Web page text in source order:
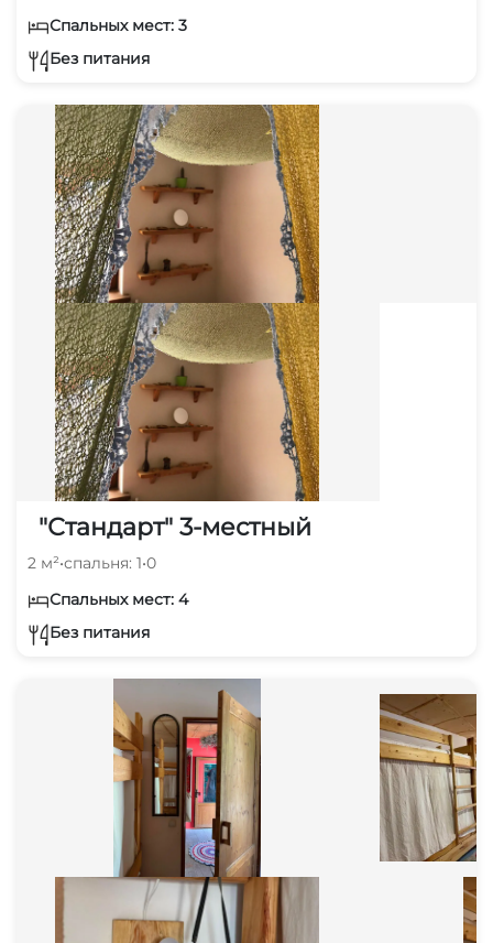
Спальных мест: 3
Без питания
"Стандарт" 3-местный
2 м²•спальня: 1•0
Спальных мест: 4
Без питания